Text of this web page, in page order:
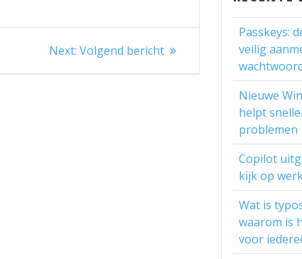
Next: Next
Volgend bericht
Passkeys:
veilig
Nieuwe
helpt
problemen
Copilot
kijk op
Wat is
waarom is
voor